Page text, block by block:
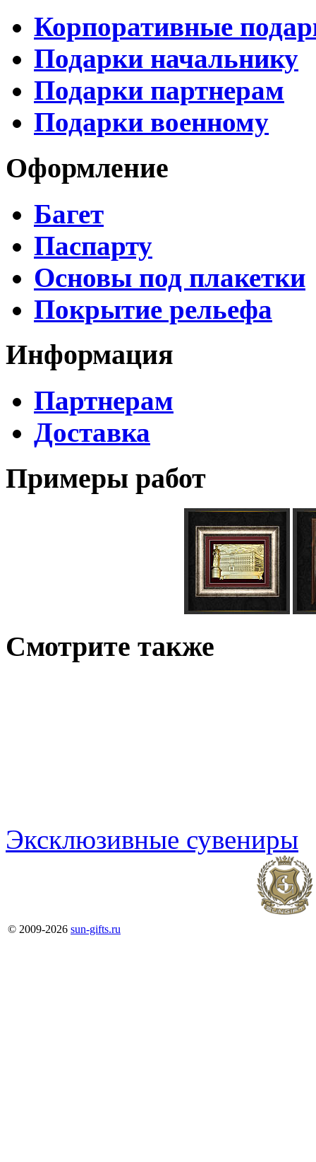
Корпоративные
Подарки начальнику
Подарки партнерам
Подарки военному
Оформление
Багет
Паспарту
Основы под плакетки
Покрытие рельефа
Информация
Партнерам
Доставка
Примеры работ
Смотрите также
Эксклюзивные сувениры
© 2009-2026 sun-gifts.ru